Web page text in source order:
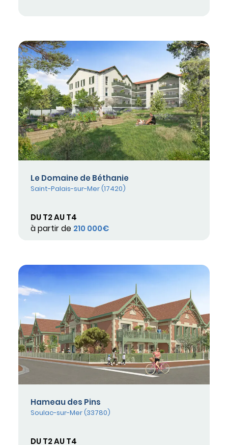
Le Domaine de Béthanie
Saint-Palais-sur-Mer (17420)
DU T2 AU T4
à partir de 210 000€
Hameau des Pins
Soulac-sur-Mer (33780)
DU T2 AU T4